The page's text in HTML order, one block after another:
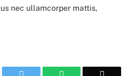
nec ullamcorper mattis,